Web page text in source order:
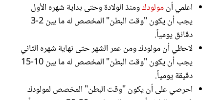
اعلمي أنمولودكومنذ الولادة وحتى بداية شهره الأول
يجب أن يكون "وقت البطن" المخصص له ما بين 2-3
دقائق يومياً.
لاحظي أن مولودك ومن عمر الشهر حتى نهاية شهره الثاني
يجب أن يكون "وقت البطن" المخصص له ما بين 10-15
دقيقة يومياً.
احرصي على أن يكون "وقت البطن" المخصص لمولودك